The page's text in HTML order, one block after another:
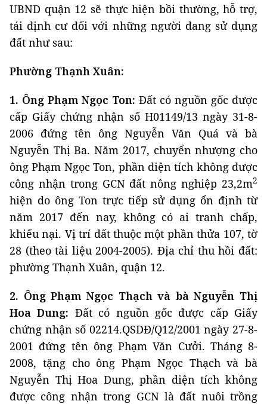
UBND quận 12 sẽ thực hiện bồi thường, hỗ trợ,
tái định cư đối với những người đang sử dụng
đất như sau:
Phường Thạnh Xuân:
1. Ông Phạm Ngọc Ton: Đất có nguồn gốc được
cấp Giấy chứng nhận số H01149/13 ngày 31-8-
2006 đứng tên ông Nguyễn Văn Quá và bà
Nguyễn Thị Ba. Năm 2017, chuyển nhượng cho
ông Phạm Ngọc Ton, phần diện tích không được
công nhận trong GCN đất nông nghiệp 23,2m2
hiện do ông Ton trực tiếp sử dụng ổn định từ
năm 2017 đến nay, không có ai tranh chấp,
khiếu nại. Vị trí đất thuộc một phần thửa 107, tờ
28 (theo tài liệu 2004-2005). Địa chỉ thu hồi đất:
phường Thạnh Xuân, quận 12.
2. Ông Phạm Ngọc Thạch và bà Nguyễn Thị
Hoa Dung: Đất có nguồn gốc được cấp Giấy
chứng nhận số 02214.QSDĐ/Q12/2001 ngày 27-8-
2001 đứng tên ông Phạm Văn Cưởi. Tháng 8-
2008, tặng cho ông Phạm Ngọc Thạch và bà
Nguyễn Thị Hoa Dung, phần diện tích không
được công nhận trong GCN là đất nuôi trồng